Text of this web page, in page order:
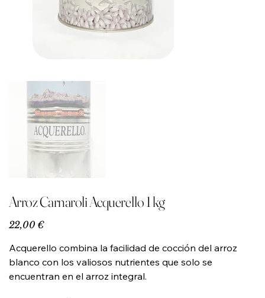
Arroz Carnaroli Acquerello 1 kg
Precio
22,00 €
Acquerello combina la facilidad de cocción del arroz
blanco con los valiosos nutrientes que solo se
encuentran en el arroz integral.